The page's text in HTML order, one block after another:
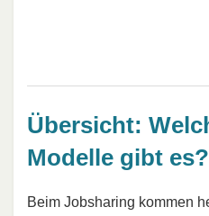
Übersicht:
Modelle gibt es?
Beim Jobsharing kommen